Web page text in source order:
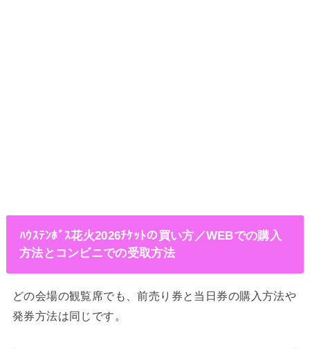
ﾊｳｽﾃﾝﾎﾞｽ花火2026ﾁｹｯﾄの買い方／WEBでの購入
方法とコンビニでの受取方法
どの会場の観覧席でも、前売り券と当日券の購入方法や
発券方法は同じです。